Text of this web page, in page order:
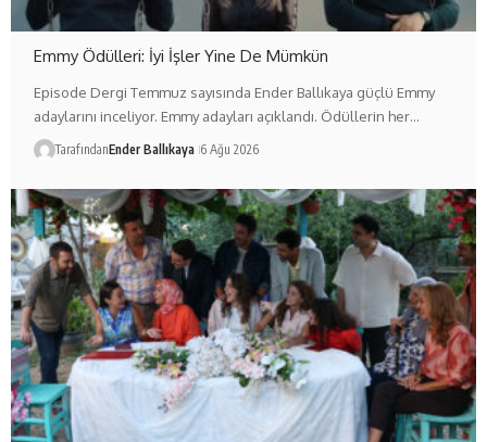
Emmy Ödülleri: İyi İşler Yine De Mümkün
Episode Dergi Temmuz sayısında Ender Ballıkaya güçlü Emmy
adaylarını inceliyor. Emmy adayları açıklandı. Ödüllerin her…
TarafındanEnder Ballıkaya 6 Ağu 2026